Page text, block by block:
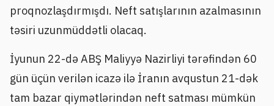
proqnozlaşdırmışdı. Neft satışlarının azalmasının
təsiri uzunmüddətli olacaq.
İyunun 22-də ABŞ Maliyyə Nazirliyi tərəfindən 60
gün üçün verilən icazə ilə İranın avqustun 21-dək
tam bazar qiymətlərindən neft satması mümkün